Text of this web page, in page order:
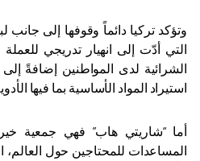
وتؤكد تركيا دائماً وقوفها إلى جانب
الشرائية لدى المواطنين إضافةً
استيراد المواد الأساسية بما فيها
أما “شاريتي هاب” فهي جمعية
المساعدات للمحتاجين حول العالم،